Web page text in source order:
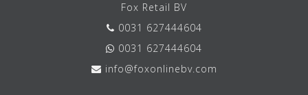
Fox Retail BV
0031 627444604
0031 627444604
info@foxonlinebv.com